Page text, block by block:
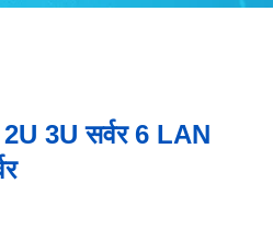
3U सर्वर 6 LAN